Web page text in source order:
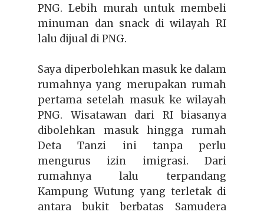
PNG. Lebih murah untuk membeli
minuman dan snack di wilayah RI
lalu dijual di PNG.
Saya diperbolehkan masuk ke dalam
rumahnya yang merupakan rumah
pertama setelah masuk ke wilayah
PNG. Wisatawan dari RI biasanya
dibolehkan masuk hingga rumah
Deta Tanzi ini tanpa perlu
mengurus izin imigrasi. Dari
rumahnya lalu terpandang
Kampung Wutung yang terletak di
antara bukit berbatas Samudera